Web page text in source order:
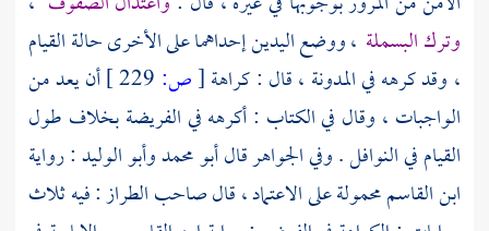
وترك البسملة ، ووضع اليدين إحداهما على الأخرى حالة القيام
، وقد كرهه في المدونة ، قال : كراهة[ص:
أن يعد من
الواجبات ، وقال في الكتاب : أكرهه في الفريضة بخلاف طول
القيام في النوافل . وفي الجواهر قالأبو محمدوأبو الوليد: رواية
ابن القاسممحمولة على الاعتماد ، قال صاحب الطراز : فيه ثلاث